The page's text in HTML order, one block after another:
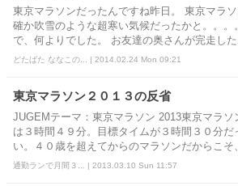
東京マラソンだったんですね昨日。 東京マラソ
確か吹雪のような超寒い気候だったかと。。
で、何よりでした。 お友達の奥さんが完走した
どたばた ななこの... | 2014.02.24 Mon 09:21
東京マラソン２０１３の反省
JUGEMテーマ：東京マラソン 2013東京マラソ
は３時間４９分。目標タイムが３時間３０分だ
い。４０歳を超えてからのマラソンだからこそ
通勤ランで月間３... | 2013.03.10 Sun 11:57